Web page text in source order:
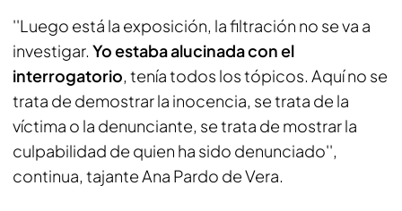
''Luego está la exposición, la filtración no se va a
investigar. Yo estaba alucinada con el
interrogatorio, tenía todos los tópicos. Aquí no se
trata de demostrar la inocencia, se trata de la
víctima o la denunciante, se trata de mostrar la
culpabilidad de quien ha sido denunciado'',
continua, tajante Ana Pardo de Vera.